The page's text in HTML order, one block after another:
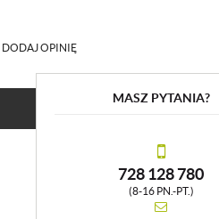
DODAJ OPINIĘ
MASZ PYTANIA?
728 128 780
(8-16 PN.-PT.)